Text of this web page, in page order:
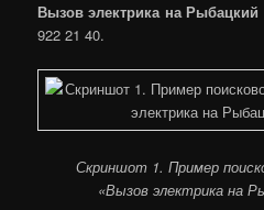
Вызов электрика на Рыбацкий
922 21 40.
Скриншот 1. Пример
«Вызов электрика на